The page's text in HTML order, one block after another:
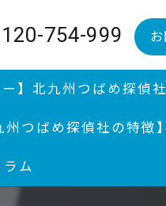
754-999
】 北九州つばめ探偵
州つばめ探偵社の特徴】
ム